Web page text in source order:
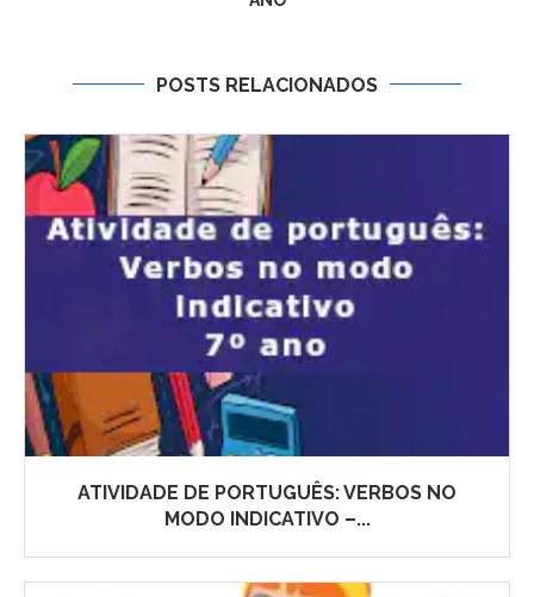
POSTS RELACIONADOS
ATIVIDADE DE PORTUGUÊS: VERBOS NO
MODO INDICATIVO –...